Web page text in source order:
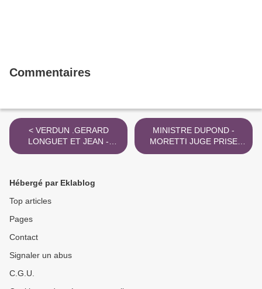
Commentaires
< VERDUN .GERARD
LONGUET ET JEAN -
EDERN HALLIER 1969
MINISTRE DUPOND -
MORETTI JUGE PRISE
ILLEGALE D ' INTERÊTS >
Hébergé par Eklablog
Top articles
Pages
Contact
Signaler un abus
C.G.U.